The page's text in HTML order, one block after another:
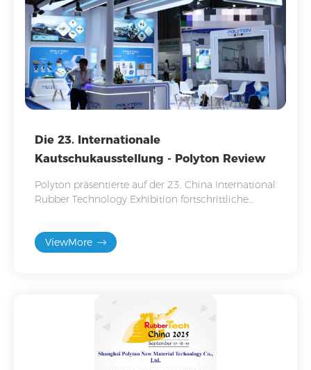
Die 23. Internationale
Kautschukausstellung - Polyton Review
Polyton präsentierte auf der 23. China International
Rubber Technology Exhibition fortschrittliche
ViewMore